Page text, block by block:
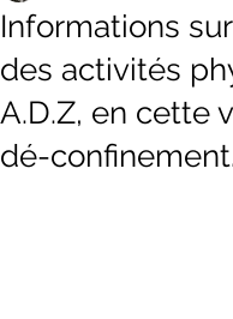
Informations
des activités
A.D.Z, en cette
dé-